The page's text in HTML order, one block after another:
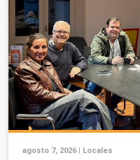
agosto 7, 2026 | Locales